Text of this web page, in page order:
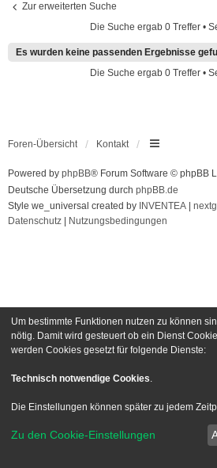
Zur erweiterten Suche
Die Suche ergab 0 Treffer •
Es wurden keine passenden Ergebnisse
Die Suche ergab 0 Treffer •
Foren-Übersicht Kontakt
Powered by phpBB® Forum Software © phpBB
Deutsche Übersetzung durch phpBB.de
Style we_universal created by INVENTEA
Datenschutz
Nutzungsbedingungen
Um bestimmte Funktionen nutzen zu können
nötig. Damit wird gesteuert ob ein Dienst
werden Cookies gesetzt für folgende Dienste:
Technisch notwendige Cookies.
Die Einstellungen können später zu jedem
Zu den Cookie-Einstellungen